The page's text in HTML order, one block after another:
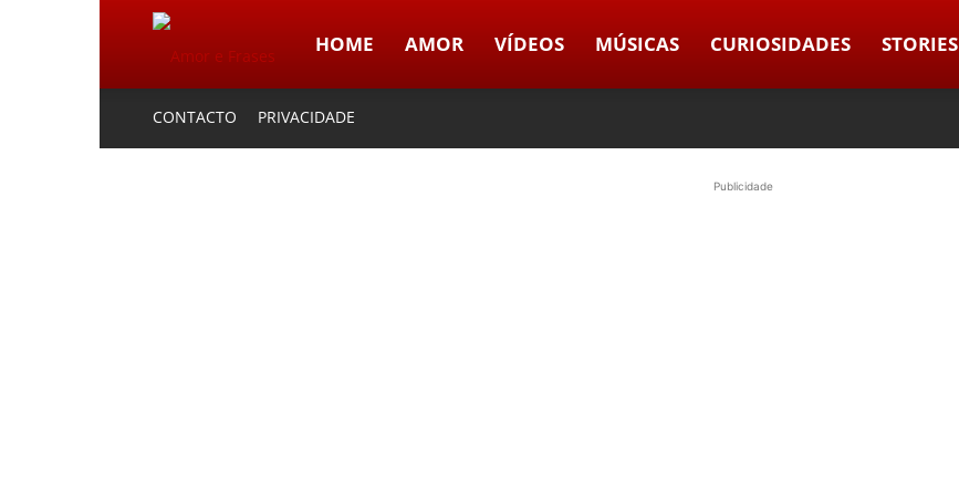
Amor
HOME AMOR VÍDEOS MÚSICAS CURIOSIDADES STORIES
CONTACTO PRIVACIDADE
Publicidade